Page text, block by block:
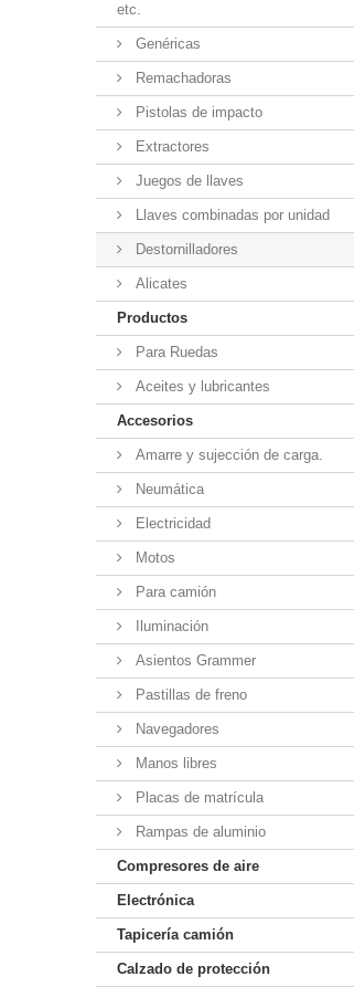
etc.
Genéricas
Remachadoras
Pistolas de impacto
Extractores
Juegos de llaves
Llaves combinadas por unidad
Destornilladores
Alicates
Productos
Para Ruedas
Aceites y lubricantes
Accesorios
Amarre y sujección de carga.
Neumática
Electricidad
Motos
Para camión
Iluminación
Asientos Grammer
Pastillas de freno
Navegadores
Manos libres
Placas de matrícula
Rampas de aluminio
Compresores de aire
Electrónica
Tapicería camión
Calzado de protección